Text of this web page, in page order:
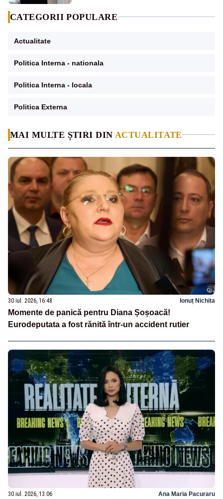
MAI MULTE ȘTIRI DIN ACTUALITATE
30 iul. 2026, 16:48 Ionuț Nichita
Momente de panică pentru Diana Șoșoacă!
Eurodeputata a fost rănită într-un accident rutier
30 iul. 2026, 13:06 Ana Maria Pacuraru
CATEGORII POPULARE
Actualitate
Politica Interna - nationala
Politica Interna - locala
Politica Externa